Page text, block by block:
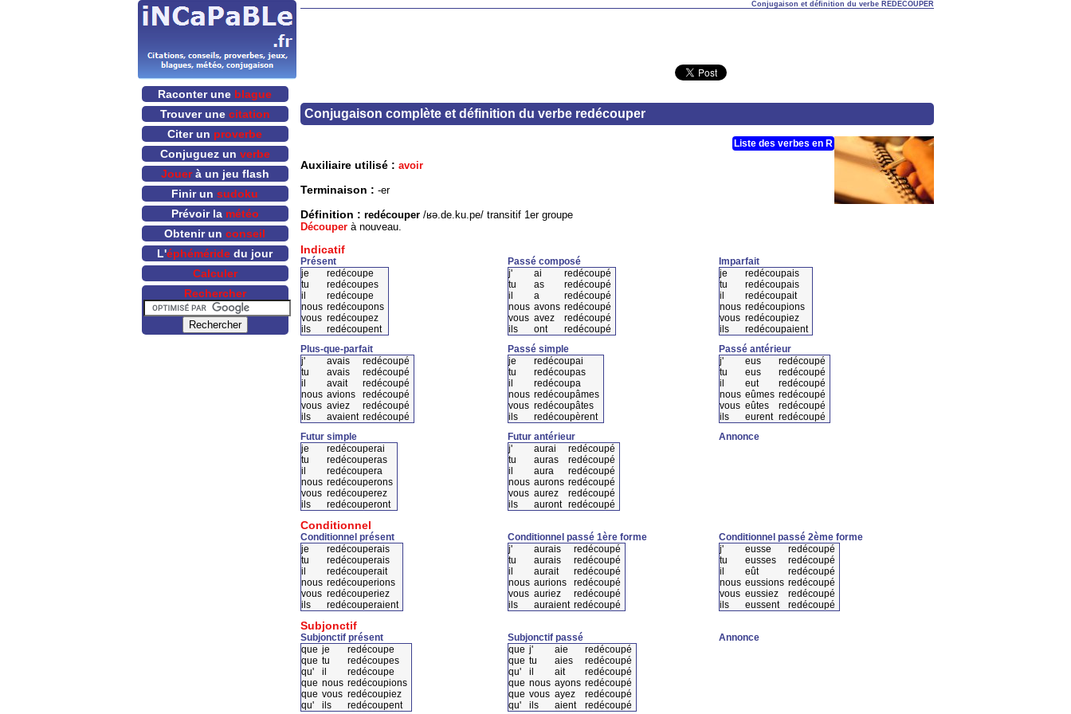
Conjugaison et définition du verbe REDÉCOUPER
Conjugaison complète et définition du verbe redécouper
Liste des verbes en R
Auxiliaire utilisé : avoir
Terminaison : -er
Définition : redécouper/ʁə.de.ku.pe/ transitif 1er groupe
Découperà nouveau.
Indicatif
Présent
je
redécoupe
tu
redécoupes
il
redécoupe
nous redécoupons
vous redécoupez
ils
redécoupent
Plus-que-parfait
j'
avais
redécoupé
tu
avais
redécoupé
il
avait
redécoupé
nous avions
redécoupé
vous aviez
redécoupé
ils
avaient redécoupé
Futur simple
je
redécouperai
tu
redécouperas
il
redécoupera
nous redécouperons
vous redécouperez
ils
redécouperont
Passé composé
j'
ai
redécoupé
tu
as
redécoupé
il
a
redécoupé
nous avons redécoupé
vous avez
redécoupé
ils
ont
redécoupé
Passé simple
je
redécoupai
tu
redécoupas
il
redécoupa
nous redécoupâmes
vous redécoupâtes
ils
redécoupèrent
Futur antérieur
j'
aurai
redécoupé
tu
auras
redécoupé
il
aura
redécoupé
nous aurons redécoupé
vous aurez
redécoupé
ils
auront redécoupé
Imparfait
je
redécoupais
tu
redécoupais
il
redécoupait
nous redécoupions
vous redécoupiez
ils
redécoupaient
Passé antérieur
j'
eus
redécoupé
tu
eus
redécoupé
il
eut
redécoupé
nous eûmes redécoupé
vous eûtes
redécoupé
ils
eurent redécoupé
Annonce
Conditionnel
Conditionnel présent
je
redécouperais
tu
redécouperais
il
redécouperait
nous redécouperions
vous redécouperiez
ils
redécouperaient
Conditionnel passé 1ère forme
j'
aurais
redécoupé
tu
aurais
redécoupé
il
aurait
redécoupé
nous aurions
redécoupé
vous auriez
redécoupé
ils
auraient redécoupé
Conditionnel passé 2ème forme
j'
eusse
redécoupé
tu
eusses
redécoupé
il
eût
redécoupé
nous eussions redécoupé
vous eussiez
redécoupé
ils
eussent redécoupé
Subjonctif
Subjonctif présent
que je
redécoupe
que tu
redécoupes
qu'
il
redécoupe
que nous redécoupions
que vous redécoupiez
qu'
ils redécoupent
Subjonctif passé
que j' aie
redécoupé
que tu aies
redécoupé
qu'
il ait
redécoupé
que nous ayons redécoupé
que vous ayez
redécoupé
qu'
ils aient redécoupé
Annonce
Raconter une blague
Trouver une citation
Citer un proverbe
Conjuguez un verbe
Jouerà un jeu flash
Finir un sudoku
Prévoir la météo
Obtenir un conseil
L'éphéméride du jour
Calculer
Rechercher